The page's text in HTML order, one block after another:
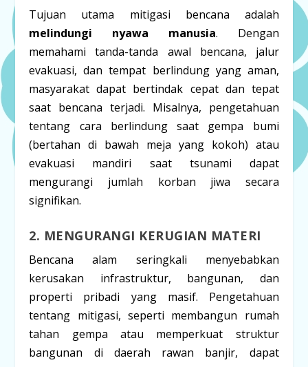
Tujuan utama mitigasi bencana adalah
melindungi nyawa manusia. Dengan
memahami tanda-tanda awal bencana, jalur
evakuasi, dan tempat berlindung yang aman,
masyarakat dapat bertindak cepat dan tepat
saat bencana terjadi. Misalnya, pengetahuan
tentang cara berlindung saat gempa bumi
(bertahan di bawah meja yang kokoh) atau
evakuasi mandiri saat tsunami dapat
mengurangi jumlah korban jiwa secara
signifikan.
2. MENGURANGI KERUGIAN MATERI
Bencana alam seringkali menyebabkan
kerusakan infrastruktur, bangunan, dan
properti pribadi yang masif. Pengetahuan
tentang mitigasi, seperti membangun rumah
tahan gempa atau memperkuat struktur
bangunan di daerah rawan banjir, dapat